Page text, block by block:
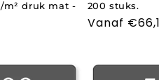
m² druk mat -
200 stuks.
Normale
Vanaf